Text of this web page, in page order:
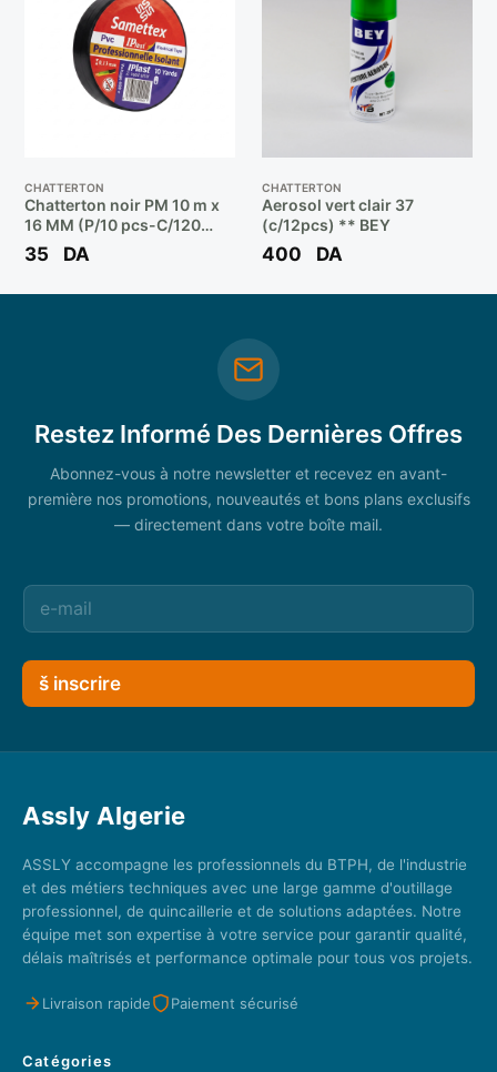
CHATTERTON
Chatterton noir PM 10 m x
16 MM (P/10 pcs-C/120
pcs) ** SAMETTEX
35 DA
CHATTERTON
Aerosol vert clair 37
(c/12pcs) ** BEY
400 DA
Restez Informé Des Dernières Offres
Abonnez-vous à notre newsletter et recevez en avant-
première nos promotions, nouveautés et bons plans exclusifs
— directement dans votre boîte mail.
š inscrire
Assly Algerie
ASSLY accompagne les professionnels du BTPH, de l'industrie
et des métiers techniques avec une large gamme d'outillage
professionnel, de quincaillerie et de solutions adaptées. Notre
équipe met son expertise à votre service pour garantir qualité,
délais maîtrisés et performance optimale pour tous vos projets.
Livraison rapide Paiement sécurisé
Catégories